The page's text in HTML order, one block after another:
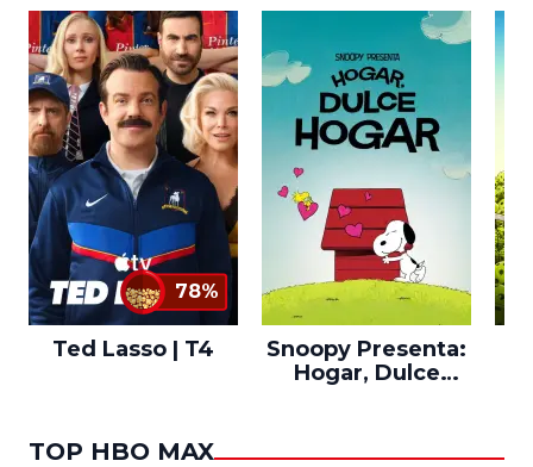
78%
Ted Lasso | T4
Snoopy Presenta:
Hogar, Dulce
TOP HBO MAX